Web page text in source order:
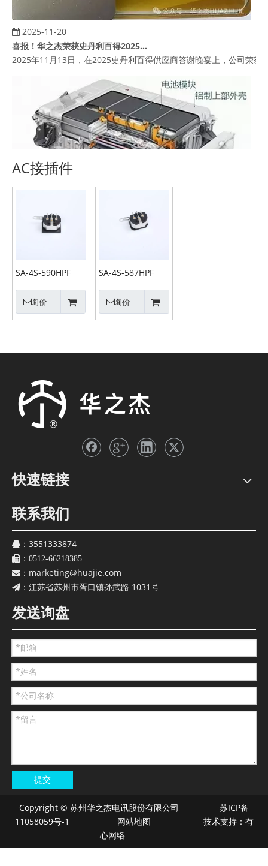
2025-11-20
2025年11月13日，在2025史丹利百得供应商答谢晚宴上，公司荣
公司汽车电子事业部开发设计完成新能源汽车液冷系统精密结构件
华之杰2025年半年报
2025-12-03
华之杰2025年三季报
一图读懂 | 华之杰2025年三季报
AC接插件
SA-4S-590HPF
询价
SA-4S-587HPF
询价
快速链接
联系我们
： 3551333874
： 0512-66218385
： marketing@huajie.com
： 江苏省苏州市胥口镇孙武路 1031号
发送询盘
提交
Copyright © 苏州华之杰电讯股份有限公司 苏ICP备
11058059号-1
网站地图 技术支持： 有
心网络